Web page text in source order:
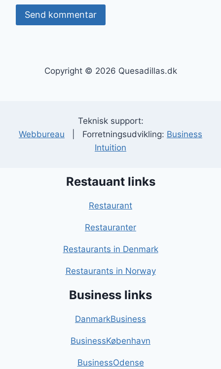
Copyright © 2026 Quesadillas.dk
Teknisk support:
Webbureau | Forretningsudvikling: Business
Intuition
Restauant links
Restaurant
Restauranter
Restaurants in Denmark
Restaurants in Norway
Business links
DanmarkBusiness
BusinessKøbenhavn
BusinessOdense